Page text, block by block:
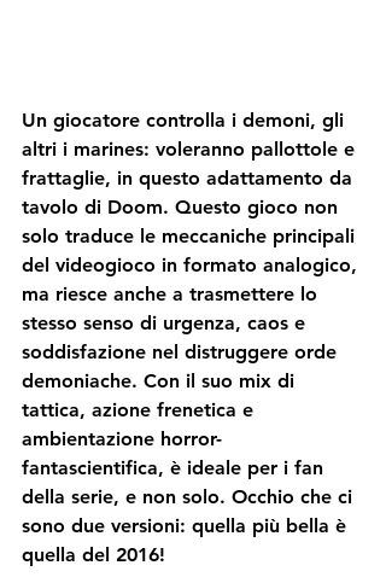
Un giocatore controlla i demoni, gli
altri i marines: voleranno pallottole e
frattaglie, in questo adattamento da
tavolo di Doom. Questo gioco non
solo traduce le meccaniche principali
del videogioco in formato analogico,
ma riesce anche a trasmettere lo
stesso senso di urgenza, caos e
soddisfazione nel distruggere orde
demoniache. Con il suo mix di
tattica, azione frenetica e
ambientazione horror-
fantascientifica, è ideale per i fan
della serie, e non solo. Occhio che ci
sono due versioni: quella più bella è
quella del 2016!